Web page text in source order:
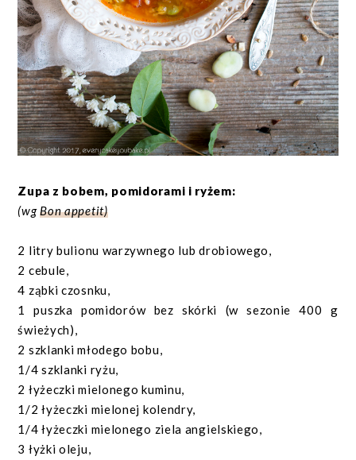
Zupa z bobem, pomidorami i ryżem:
(wgBon appetit)
2 litry bulionu warzywnego lub drobiowego,
2 cebule,
4 ząbki czosnku,
1 puszka pomidorów bez skórki (w sezonie 400 g
świeżych),
2 szklanki młodego bobu,
1/4 szklanki ryżu,
2 łyżeczki mielonego kuminu,
1/2 łyżeczki mielonej kolendry,
1/4 łyżeczki mielonego ziela angielskiego,
3 łyżki oleju,